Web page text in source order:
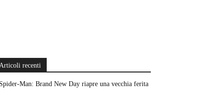
recenti
Man: Brand New Day riapre una vecchia ferita